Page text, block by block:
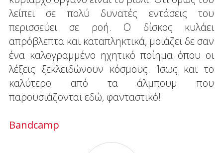
λείπει σε πολύ δυνατές εντάσεις του
περισσεύει σε ροή. Ο δίσκος κυλάει
απρόβλεπτα και καταπληκτικά, μοιάζει δε σαν
ένα καλογραμμένο ηχητικό ποίημα όπου οι
λέξεις ξεκλειδώνουν κόσμους. Ίσως και το
καλύτερο από τα άλμπουμ που
παρουσιάζονται εδώ, φανταστικό!
Bandcamp